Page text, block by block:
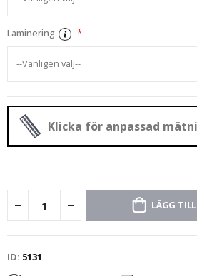
Laminering
Klicka för anpassad
LÄGG
ID 5131